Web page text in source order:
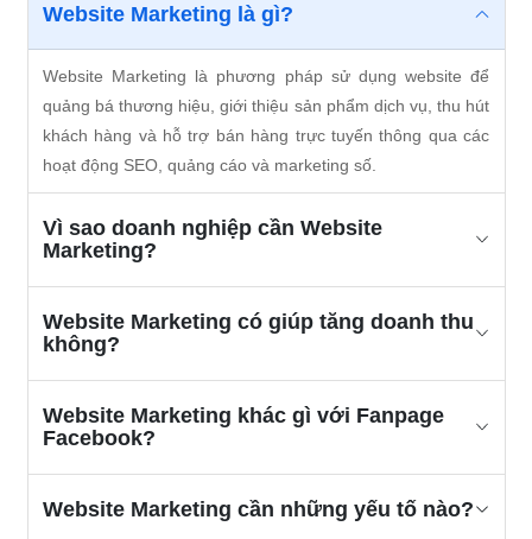
Website Marketing là gì?
Website Marketing là phương pháp sử dụng website để
quảng bá thương hiệu, giới thiệu sản phẩm dịch vụ, thu hút
khách hàng và hỗ trợ bán hàng trực tuyến thông qua các
hoạt động SEO, quảng cáo và marketing số.
Vì sao doanh nghiệp cần Website
Marketing?
Website Marketing có giúp tăng doanh thu
không?
Website Marketing khác gì với Fanpage
Facebook?
Website Marketing cần những yếu tố nào?